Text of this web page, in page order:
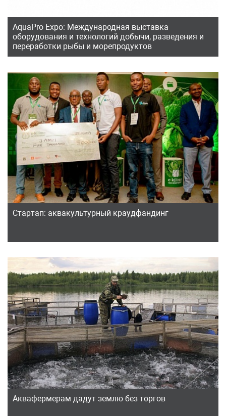
AquaPro Expo: Международная выставка
оборудования и технологий добычи, разведения и
переработки рыбы и морепродуктов
Стартап: аквакультурный краудфандинг
Аквафермерам дадут землю без торгов